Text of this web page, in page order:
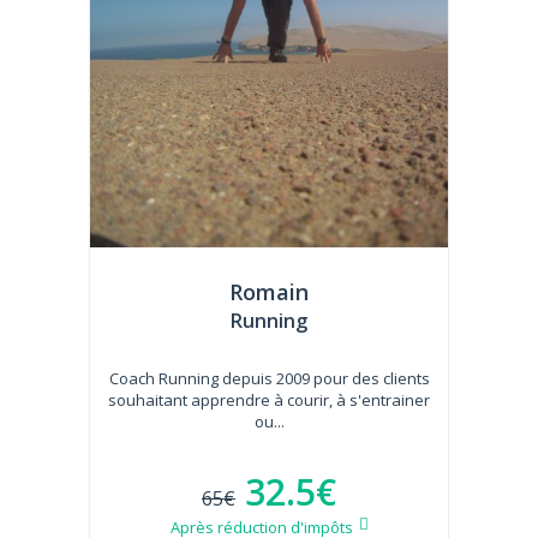
Romain
Running
Coach Running depuis 2009 pour des clients
souhaitant apprendre à courir, à s'entrainer
ou...
65€ 32.5€
Après réduction d'impôts